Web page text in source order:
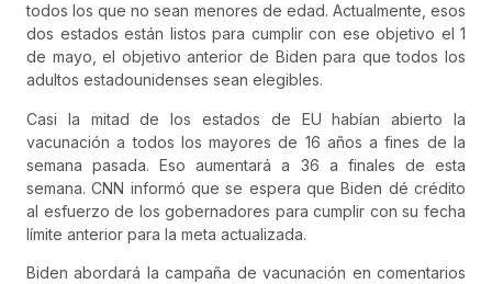
todos los que no sean menores de edad. Actualmente, esos
dos estados están listos para cumplir con ese objetivo el 1
de mayo, el objetivo anterior de Biden para que todos los
adultos estadounidenses sean elegibles.
Casi la mitad de los estados de EU habían abierto la
vacunación a todos los mayores de 16 años a fines de la
semana pasada. Eso aumentará a 36 a finales de esta
semana. CNN informó que se espera que Biden dé crédito
al esfuerzo de los gobernadores para cumplir con su fecha
límite anterior para la meta actualizada.
Biden abordará la campaña de vacunación en comentarios